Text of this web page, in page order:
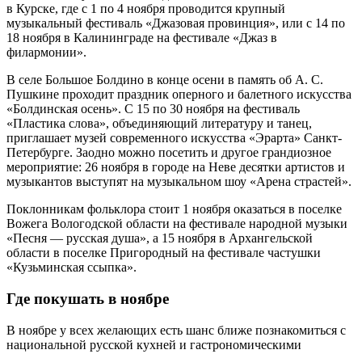
в Курске, где с 1 по 4 ноября проводится крупный
музыкальный фестиваль «Джазовая провинция», или с 14 по
18 ноября в Калининграде на фестивале «Джаз в
филармонии».
В селе Большое Болдино в конце осени в память об А. С.
Пушкине проходит праздник оперного и балетного искусства
«Болдинская осень». С 15 по 30 ноября на фестиваль
«Пластика слова», объединяющий литературу и танец,
приглашает музей современного искусства «Эрарта» Санкт-
Петербурге. Заодно можно посетить и другое грандиозное
мероприятие: 26 ноября в городе на Неве десятки артистов и
музыкантов выступят на музыкальном шоу «Арена страстей».
Поклонникам фольклора стоит 1 ноября оказаться в поселке
Вожега Вологодской области на фестивале народной музыки
«Песня — русская душа», а 15 ноября в Архангельской
области в поселке Пригородный на фестивале частушки
«Кузьминская ссыпка».
Где покушать в ноябре
В ноябре у всех желающих есть шанс ближе познакомиться с
национальной русской кухней и гастрономическими